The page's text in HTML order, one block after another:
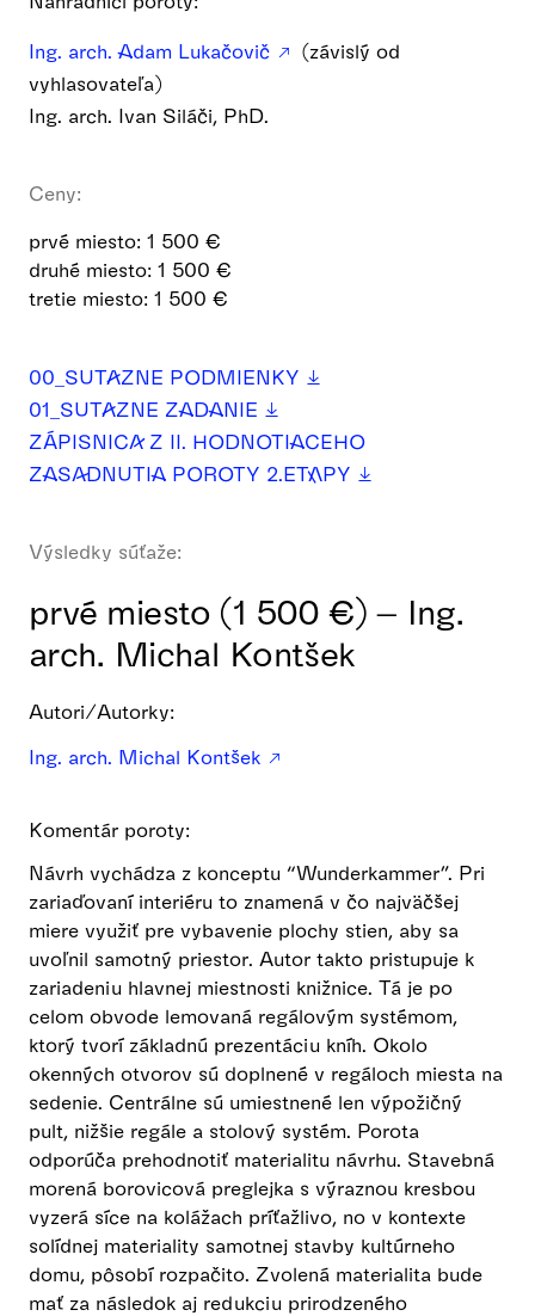
Ing. arch. Adam Lukačovič
(závislý od
vyhlasovateľa)
Ing. arch. Ivan Siláči, PhD.
Ceny:
prvé miesto: 1 500 €
druhé miesto: 1 500 €
tretie miesto: 1 500 €
00_SUTAZNE PODMIENKY
01_SUTAZNE ZADANIE
ZÁPISNICA Z II. HODNOTIACEHO
ZASADNUTIA POROTY 2.ETAPY
Výsledky súťaže:
prvé miesto (1 500 €) – Ing.
arch. Michal Kontšek
Autori/Autorky:
Ing. arch. Michal Kontšek
Komentár poroty:
Návrh vychádza z konceptu “Wunderkammer”. Pri
zariaďovaní interiéru to znamená v čo najväčšej
miere využiť pre vybavenie plochy stien, aby sa
uvoľnil samotný priestor. Autor takto pristupuje k
zariadeniu hlavnej miestnosti knižnice. Tá je po
celom obvode lemovaná regálovým systémom,
ktorý tvorí základnú prezentáciu kníh. Okolo
okenných otvorov sú doplnené v regáloch miesta na
sedenie. Centrálne sú umiestnené len výpožičný
pult, nižšie regále a stolový systém. Porota
odporúča prehodnotiť materialitu návrhu. Stavebná
morená borovicová preglejka s výraznou kresbou
vyzerá síce na kolážach príťažlivo, no v kontexte
solídnej materiality samotnej stavby kultúrneho
domu, pôsobí rozpačito. Zvolená materialita bude
mať za následok aj redukciu prirodzeného